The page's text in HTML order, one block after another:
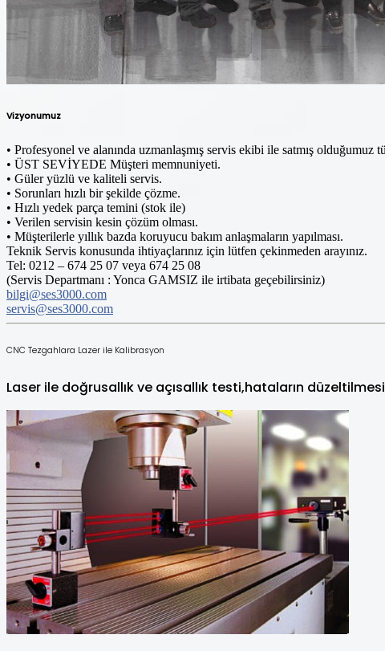
Vizyonumuz
• Profesyonel ve alanında uzmanlaşmış servis ekibi ile satmış
• ÜST SEVİYEDE Müşteri memnuniyeti.
• Güler yüzlü ve kaliteli servis.
• Sorunları hızlı bir şekilde çözme.
• Hızlı yedek parça temini (stok ile)
• Verilen servisin kesin çözüm olması.
• Müşterilerle yıllık bazda koruyucu bakım anlaşmaların yapılması.
Teknik Servis konusunda ihtiyaçlarınız için lütfen çekinmeden arayınız.
Tel: 0212 – 674 25 07 veya 674 25 08
(Servis Departmanı : Yonca GAMSIZ ile irtibata geçebilirsiniz)
bilgi@ses3000.com
servis@ses3000.com
CNC Tezgahlara Lazer ile Kalibrasyon
Laser ile doğrusallık ve açısallık testi,hataların